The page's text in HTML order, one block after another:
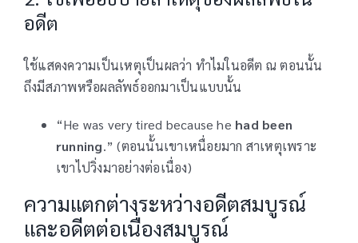
อดีต
ใช้แสดงความเป็นเหตุเป็นผลว่า ทำไมในอดีต ณ ตอนนั้น
ถึงมีสภาพหรือผลลัพธ์ออกมาเป็นแบบนั้น
“He was very tired because he had been
running.” (ตอนนั้นเขาเหนื่อยมาก สาเหตุเพราะ
เขาไปวิ่งมาอย่างต่อเนื่อง)
ความแตกต่างระหว่างอดีตสมบูรณ์
และอดีตต่อเนื่องสมบูรณ์